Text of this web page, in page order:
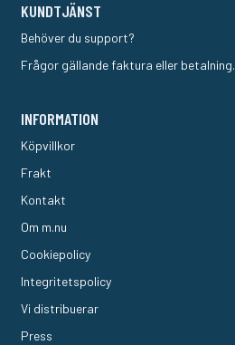
KUNDTJÄNST
Behöver du support?
Frågor gällande faktura eller betalning.
INFORMATION
Köpvillkor
Frakt
Kontakt
Om m.nu
Cookiepolicy
Integritetspolicy
Vi distribuerar
Press